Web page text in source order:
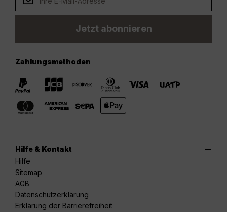
Jetzt abonnieren
Zahlungsmethoden
Hilfe & Kontakt
Hilfe
Sitemap
AGB
Datenschutzerklärung
Erklärung der Barrierefreiheit